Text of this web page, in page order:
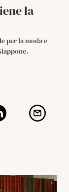
la
per la moda e